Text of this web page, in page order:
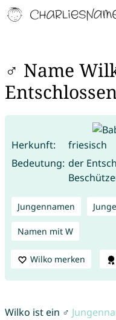
♂ Name
Herkunft:
friesisch
Bedeutung: der
Jungennamen
Namen mit W
Wilko merken
Wilko ist ein ♂